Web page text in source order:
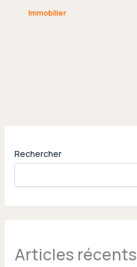
Immobilier
Rechercher
Articles récents